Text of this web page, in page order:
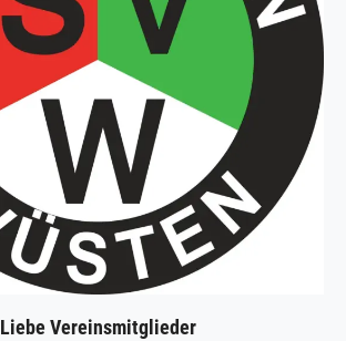
Liebe Vereinsmitglieder